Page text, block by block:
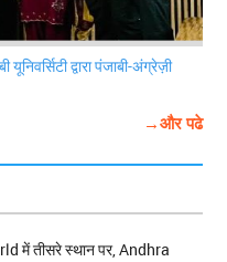
द्वारा पंजाबी-अंग्रेज़ी
→और पढे
में तीसरे स्थान पर, Andhra